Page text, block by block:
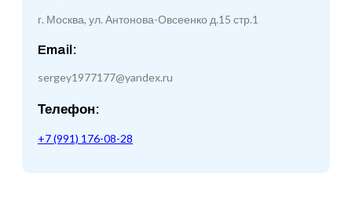
г. Москва, ул. Антонова-Овсеенко д.15 стр.1
Email:
sergey1977177@yandex.ru
Телефон:
+7 (991) 176-08-28